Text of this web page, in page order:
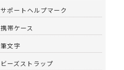
サポートヘルプマーク
携帯ケース
筆文字
ビーズストラップ